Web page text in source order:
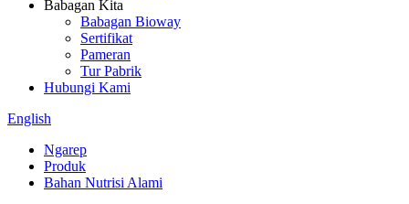
Babagan Kita
Babagan Bioway
Sertifikat
Pameran
Tur Pabrik
Hubungi Kami
English
Ngarep
Produk
Bahan Nutrisi Alami